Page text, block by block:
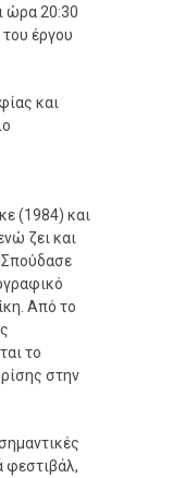
ώρα 20:30
έργου
και
(1984) και
ζει και
Σπούδασε
Από το
το
στην
φεστιβάλ,